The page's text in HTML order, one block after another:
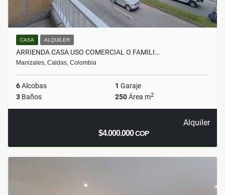
CASA ALQUILER
ARRIENDA CASA USO COMERCIAL O FAMILI…
Manizales, Caldas, Colombia
6Alcobas 1 Garaje
3 Baños 250Área m2
Alquiler
$4.000.000COP